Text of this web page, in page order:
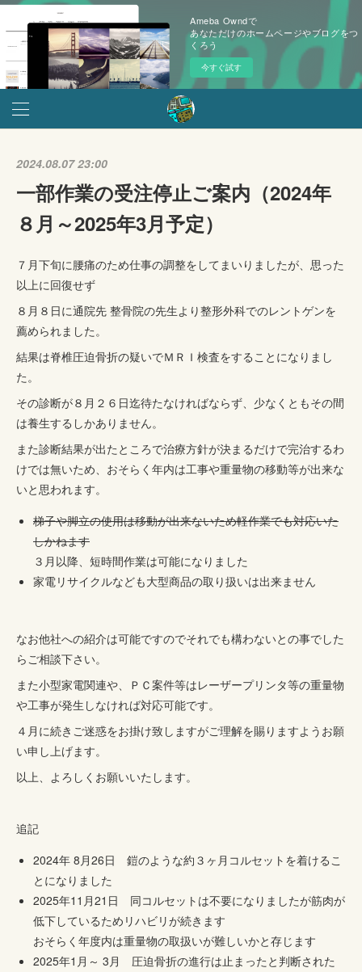
Ameba Owndで
あなただけのホームページやブログをつ
くろう
今すぐ試す
2024.08.07 23:00
一部作業の受注停止ご案内（2024年
８月～2025年3月予定）
７月下旬に腰痛のため仕事の調整をしてまいりましたが、思った
以上に回復せず
８月８日に通院先 整骨院の先生より整形外科でのレントゲンを
薦められました。
結果は脊椎圧迫骨折の疑いでＭＲＩ検査をすることになりまし
た。
その診断が８月２６日迄待たなければならず、少なくともその間
は養生するしかありません。
また診断結果が出たところで治療方針が決まるだけで完治するわ
けでは無いため、おそらく年内は工事や重量物の移動等が出来な
いと思われます。
梯子や脚立の使用は移動が出来ないため軽作業でも対応いた
しかねます
３月以降、短時間作業は可能になりました
家電リサイクルなども大型商品の取り扱いは出来ません
なお他社への紹介は可能ですのでそれでも構わないとの事でした
らご相談下さい。
また小型家電関連や、ＰＣ案件等はレーザープリンタ等の重量物
や工事が発生しなければ対応可能です。
４月に続きご迷惑をお掛け致しますがご理解を賜りますようお願
い申し上げます。
以上、よろしくお願いいたします。
追記
2024年 8月26日 鎧のような約３ヶ月コルセットを着けるこ
とになりました
2025年11月21日 同コルセットは不要になりましたが筋肉が
低下しているためリハビリが続きます
おそらく年度内は重量物の取扱いが難しいかと存じます
2025年1月～ 3月 圧迫骨折の進行は止まったと判断された